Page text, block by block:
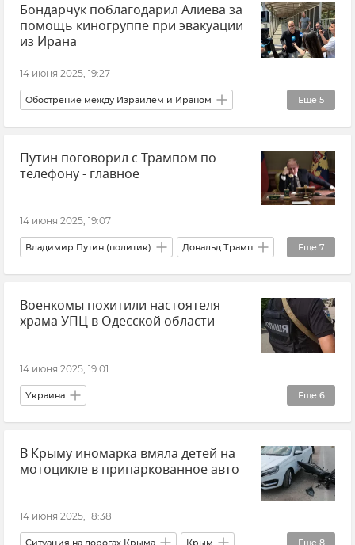
Политика Израиль В мире
Новости
Бондарчук поблагодарил Алиева за
помощь киногруппе при эвакуации
из Ирана
14 июня 2025, 19:27
Еще 5
Обострение между Израилем и Ираном
Иран Федор Бондарчук Россия
Новости Азербайджан
Путин поговорил с Трампом по
телефону - главное
14 июня 2025, 19:07
Еще 7
Владимир Путин (политик) Дональд Трамп
Иран
Обострение между Израилем и Ираном
Военкомы похитили настоятеля
храма УПЦ в Одесской области
14 июня 2025, 19:01
Еще 6
Украина
ТЦК на Украине (территориальный центр комплектования)
Украинская православная церковь (УПЦ)
Церковный раскол на Украине
В Крыму иномарка вмяла детей на
мотоцикле в припаркованное авто
14 июня 2025, 18:38
Еще 8
Ситуация на дорогах Крыма Крым